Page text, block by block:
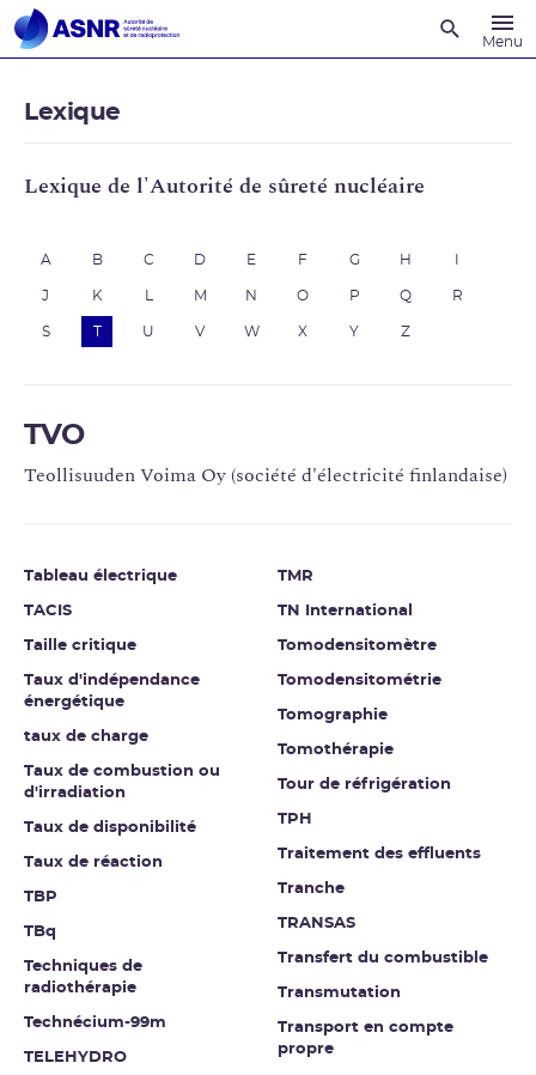
Menu
Lexique
Lexique de l'Autorité de sûreté nucléaire
A B C D E F G H
J K M N O P Q R
S U V W X Y Z
TVO
Teollisuuden Voima Oy (société d'électricité finlandaise)
Tableau électrique
TACIS
Taille critique
Taux d'indépendance
énergétique
taux de charge
Taux de combustion ou
d'irradiation
Taux de disponibilité
Taux de réaction
TBP
TBq
Techniques de
radiothérapie
Technécium-99m
TELEHYDRO
TMR
TN International
Tomodensitomètre
Tomodensitométrie
Tomographie
Tomothérapie
Tour de réfrigération
TPH
Traitement des effluents
Tranche
TRANSAS
Transfert du combustible
Transmutation
Transport en compte
propre